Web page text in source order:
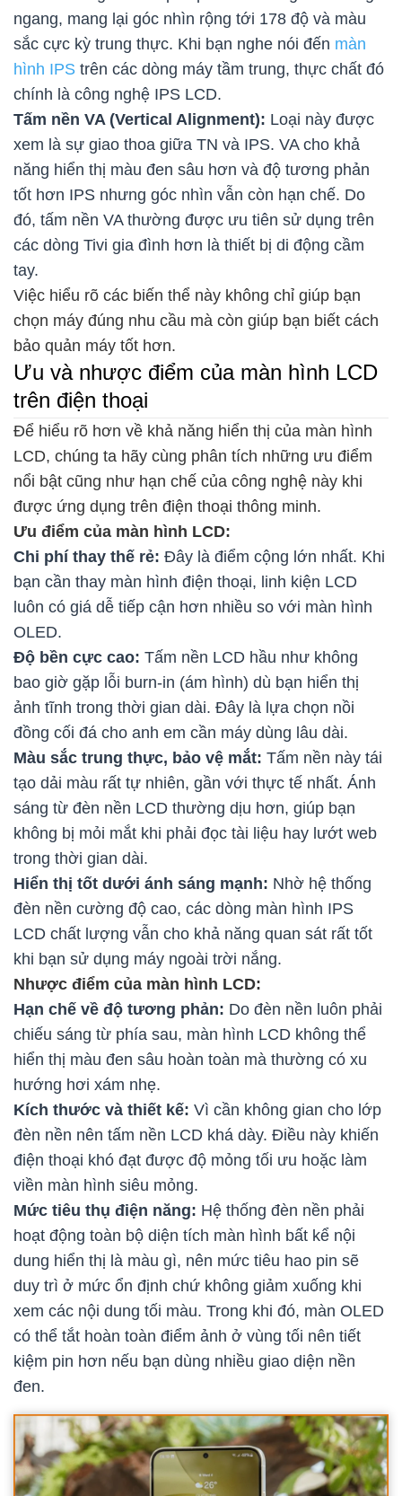
ngang, mang lại góc nhìn rộng tới 178 độ và màu
sắc cực kỳ trung thực. Khi bạn nghe nói đến màn
hình IPS trên các dòng máy tầm trung, thực chất đó
chính là công nghệ IPS LCD.
Tấm nền VA (Vertical Alignment): Loại này được
xem là sự giao thoa giữa TN và IPS. VA cho khả
năng hiển thị màu đen sâu hơn và độ tương phản
tốt hơn IPS nhưng góc nhìn vẫn còn hạn chế. Do
đó, tấm nền VA thường được ưu tiên sử dụng trên
các dòng Tivi gia đình hơn là thiết bị di động cầm
tay.
Việc hiểu rõ các biến thể này không chỉ giúp bạn
chọn máy đúng nhu cầu mà còn giúp bạn biết cách
bảo quản máy tốt hơn.
Ưu và nhược điểm của màn hình LCD
trên điện thoại
Để hiểu rõ hơn về khả năng hiển thị của màn hình
LCD, chúng ta hãy cùng phân tích những ưu điểm
nổi bật cũng như hạn chế của công nghệ này khi
được ứng dụng trên điện thoại thông minh.
Ưu điểm của màn hình LCD:
Chi phí thay thế rẻ: Đây là điểm cộng lớn nhất. Khi
bạn cần thay màn hình điện thoại, linh kiện LCD
luôn có giá dễ tiếp cận hơn nhiều so với màn hình
OLED.
Độ bền cực cao: Tấm nền LCD hầu như không
bao giờ gặp lỗi burn-in (ám hình) dù bạn hiển thị
ảnh tĩnh trong thời gian dài. Đây là lựa chọn nồi
đồng cối đá cho anh em cần máy dùng lâu dài.
Màu sắc trung thực, bảo vệ mắt: Tấm nền này tái
tạo dải màu rất tự nhiên, gần với thực tế nhất. Ánh
sáng từ đèn nền LCD thường dịu hơn, giúp bạn
không bị mỏi mắt khi phải đọc tài liệu hay lướt web
trong thời gian dài.
Hiển thị tốt dưới ánh sáng mạnh: Nhờ hệ thống
đèn nền cường độ cao, các dòng màn hình IPS
LCD chất lượng vẫn cho khả năng quan sát rất tốt
khi bạn sử dụng máy ngoài trời nắng.
Nhược điểm của màn hình LCD:
Hạn chế về độ tương phản: Do đèn nền luôn phải
chiếu sáng từ phía sau, màn hình LCD không thể
hiển thị màu đen sâu hoàn toàn mà thường có xu
hướng hơi xám nhẹ.
Kích thước và thiết kế: Vì cần không gian cho lớp
đèn nền nên tấm nền LCD khá dày. Điều này khiến
điện thoại khó đạt được độ mỏng tối ưu hoặc làm
viền màn hình siêu mỏng.
Mức tiêu thụ điện năng: Hệ thống đèn nền phải
hoạt động toàn bộ diện tích màn hình bất kể nội
dung hiển thị là màu gì, nên mức tiêu hao pin sẽ
duy trì ở mức ổn định chứ không giảm xuống khi
xem các nội dung tối màu. Trong khi đó, màn OLED
có thể tắt hoàn toàn điểm ảnh ở vùng tối nên tiết
kiệm pin hơn nếu bạn dùng nhiều giao diện nền
đen.